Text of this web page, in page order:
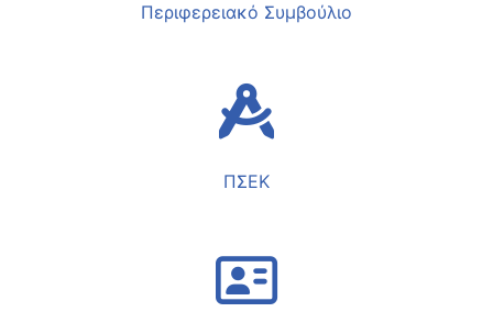
Περιφερειακό Συμβούλιο
ΠΣΕΚ